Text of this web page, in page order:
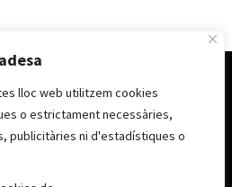
lloc web utilitzem cookies
o estrictament necessàries,
publicitàries ni d'estadístiques o
NÀUTIC D’ANDORRA 2022
legal|Política de cookes|Política de